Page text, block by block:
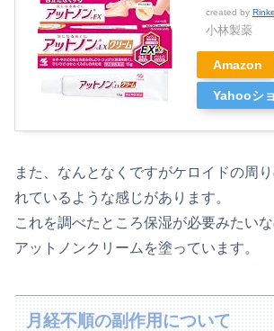
created by
小林製薬
Amazon
Yahooシ
また、なんとなくですがケロイドの周
れているような感じがあります。
これを調べたところ保湿が必要みたい
アットノンクリームを塗っています。
月経不順の副作用について